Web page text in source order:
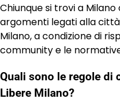
Chiunque si trovi a
argomenti legati alla
Milano, a condizione di
community e le
Quali sono le regole di
Libere Milano?